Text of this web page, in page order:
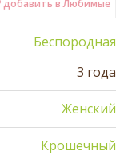
добавить в Любимые
Беспородная
3 года
Женский
Крошечный